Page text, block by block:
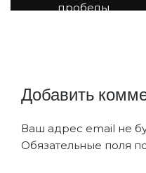
пробелы
Добавить
Ваш адрес email не
Обязательные поля